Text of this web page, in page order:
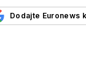
Dodajte Euronews